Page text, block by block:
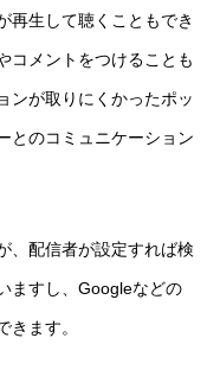
再生して聴くこともでき
コメントをつけることも
ンが取りにくかったポッ
とのコミュニケーション
、配信者が設定すれば検
ますし、Googleなどの
ます。